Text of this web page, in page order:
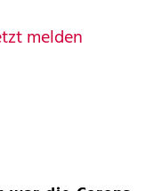
melden